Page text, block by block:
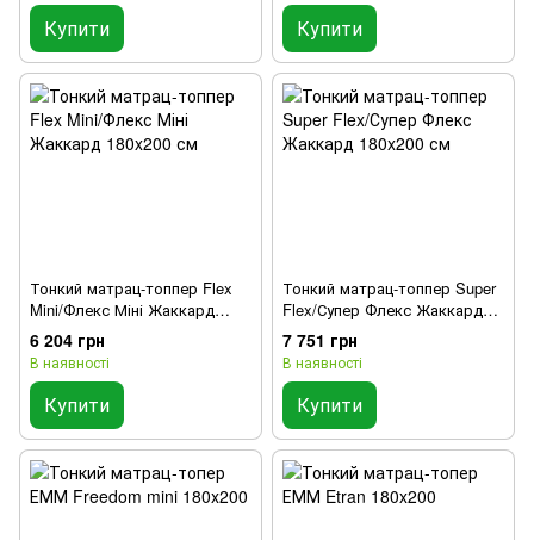
Купити Купити
Тонкий матрац-топпер Flex
Mini/Флекс Міні Жаккард
180x200 см
6 204 грн
В наявності
Купити
Тонкий матрац-топпер Super
Flex/Супер Флекс Жаккард
180x200 см
7 751 грн
В наявності
Купити